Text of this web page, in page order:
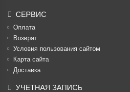
СЕРВИС
Оплата
Возврат
Условия пользования сайтом
Карта сайта
Доставка
УЧЕТНАЯ ЗАПИСЬ